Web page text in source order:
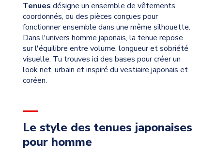
Tenues désigne un ensemble de vêtements
coordonnés, ou des pièces conçues pour
fonctionner ensemble dans une même silhouette.
Dans l'univers homme japonais, la tenue repose
sur l'équilibre entre volume, longueur et sobriété
visuelle. Tu trouves ici des bases pour créer un
look net, urbain et inspiré du vestiaire japonais et
coréen.
Le style des tenues japonaises
pour homme